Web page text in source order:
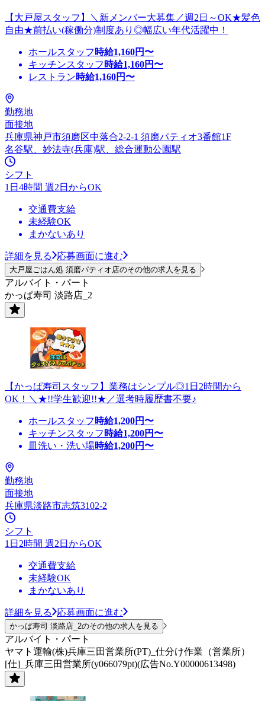
【大戸屋スタッフ】＼新メンバー大募集／週2日～OK★髪色
自由★前払い(稼働分)制度あり◎幅広い年代活躍中！
ホールスタッフ 時給1,160円〜
キッチンスタッフ 時給1,160円〜
レストラン時給1,160円〜
勤務地
面接地
兵庫県神戸市須磨区中落合2-2-1 須磨パティオ3番館1F
名谷駅、妙法寺(兵庫)駅、総合運動公園駅
シフト
1日4時間 週2日からOK
交通費支給
未経験OK
まかないあり
詳細を見る 応募画面に進む
大戸屋ごはん処 須磨パティオ店のその他の求人を見る
アルバイト・パート
かっぱ寿司 淡路店_2
【かっぱ寿司スタッフ】業務はシンプル◎1日2時間から
OK！＼★!!学生歓迎!!★／選考時履歴書不要♪
ホールスタッフ 時給1,200円〜
キッチンスタッフ 時給1,200円〜
皿洗い・洗い場時給1,200円〜
勤務地
面接地
兵庫県淡路市志筑3102-2
シフト
1日2時間 週2日からOK
交通費支給
未経験OK
まかないあり
詳細を見る 応募画面に進む
かっぱ寿司 淡路店_2のその他の求人を見る
アルバイト・パート
ヤマト運輸(株)兵庫三田営業所(PT)_仕分け作業（営業所）
[仕]_兵庫三田営業所(y066079pt)(広告No.Y00000613498)